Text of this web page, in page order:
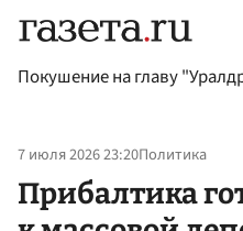
Покушение на главу
7 июля 2026 23:20Политика
Прибалтика